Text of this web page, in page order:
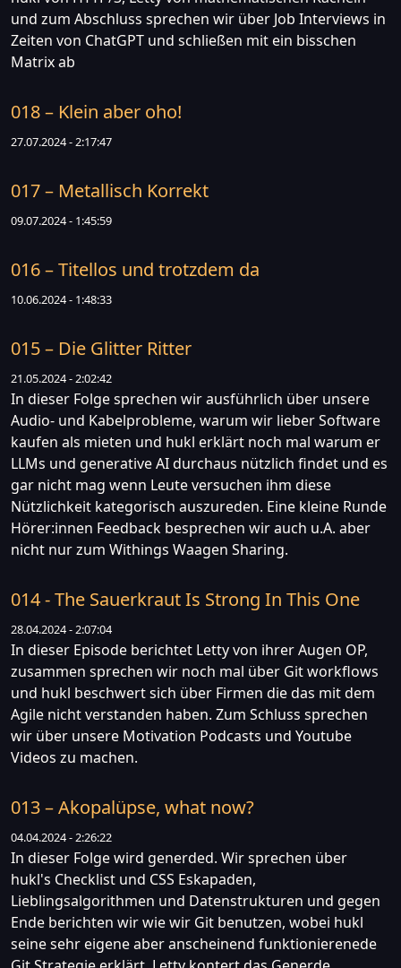
und zum Abschluss sprechen wir über Job Interviews in
Zeiten von ChatGPT und schließen mit ein bisschen
Matrix ab
018 – Klein aber oho!
27.07.2024 - 2:17:47
017 – Metallisch Korrekt
09.07.2024 - 1:45:59
016 – Titellos und trotzdem da
10.06.2024 - 1:48:33
015 – Die Glitter Ritter
21.05.2024 - 2:02:42
In dieser Folge sprechen wir ausführlich über unsere
Audio- und Kabelprobleme, warum wir lieber Software
kaufen als mieten und hukl erklärt noch mal warum er
LLMs und generative AI durchaus nützlich findet und es
gar nicht mag wenn Leute versuchen ihm diese
Nützlichkeit kategorisch auszureden. Eine kleine Runde
Hörer:innen Feedback besprechen wir auch u.A. aber
nicht nur zum Withings Waagen Sharing.
014 - The Sauerkraut Is Strong In This One
28.04.2024 - 2:07:04
In dieser Episode berichtet Letty von ihrer Augen OP,
zusammen sprechen wir noch mal über Git workflows
und hukl beschwert sich über Firmen die das mit dem
Agile nicht verstanden haben. Zum Schluss sprechen
wir über unsere Motivation Podcasts und Youtube
Videos zu machen.
013 – Akopalüpse, what now?
04.04.2024 - 2:26:22
In dieser Folge wird generded. Wir sprechen über
hukl's Checklist und CSS Eskapaden,
Lieblingsalgorithmen und Datenstrukturen und gegen
Ende berichten wir wie wir Git benutzen, wobei hukl
seine sehr eigene aber anscheinend funktionierenede